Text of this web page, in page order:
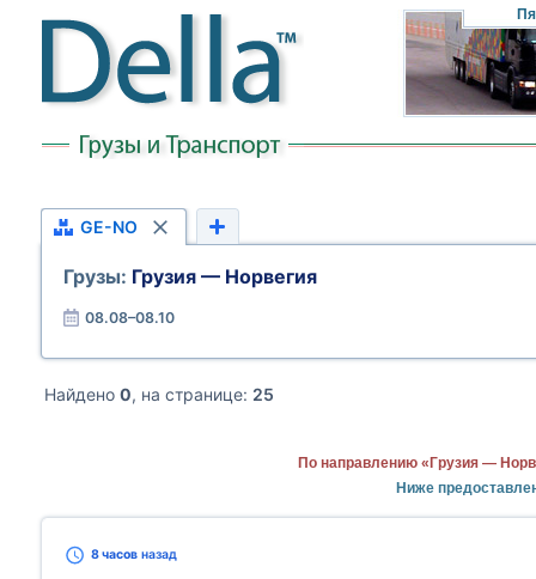
GE-NO
Грузы: Грузия — Норвегия
08.08–08.10
Найдено 0, на странице: 25
По направлению «Грузия —
Ниже
8 часов назад